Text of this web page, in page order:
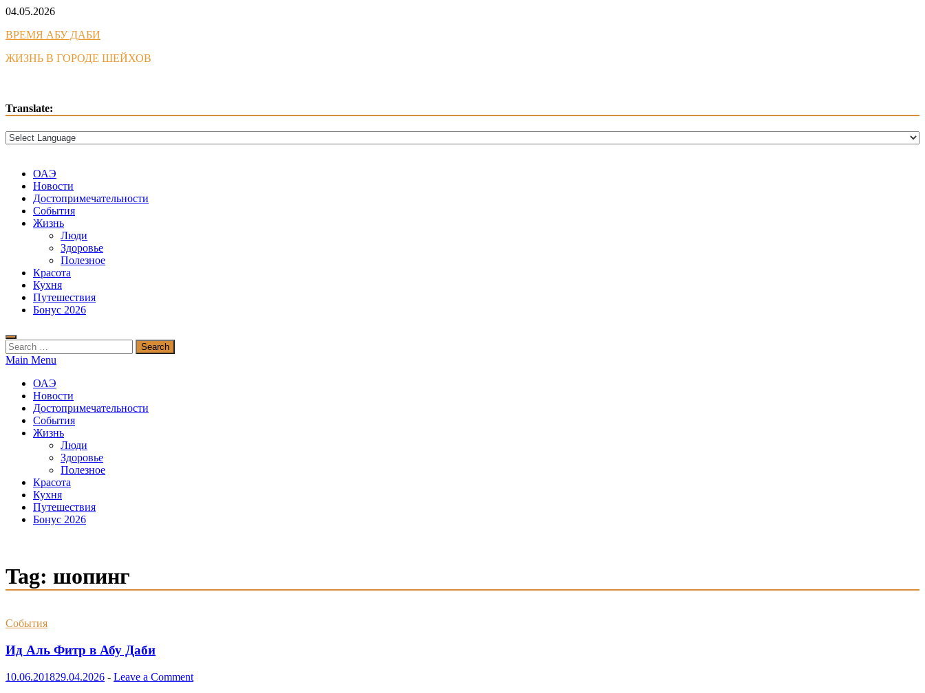
Skip
content
04.05.2026
ВРЕМЯ АБУ ДАБИ
ЖИЗНЬ В ГОРОДЕ ШЕЙХОВ
Translate:
ОАЭ
Новости
Достопримечательности
События
Жизнь
Люди
Здоровье
Полезное
Красота
Кухня
Путешествия
Бонус 2026
Search
for:
Main Menu
ОАЭ
Новости
Достопримечательности
События
Жизнь
Люди
Здоровье
Полезное
Красота
Кухня
Путешествия
Бонус 2026
Tag: шопинг
События
Ид Аль Фитр в Абу Даби
10.06.201829.04.2026 - Leave a Comment